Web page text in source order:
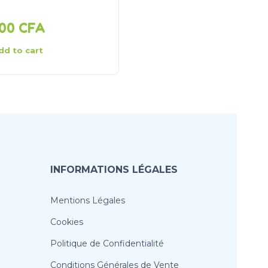
CFA
to cart
INFORMATIONS LÉGALES
Mentions Légales
Cookies
Politique de Confidentialité
Conditions Générales de Vente